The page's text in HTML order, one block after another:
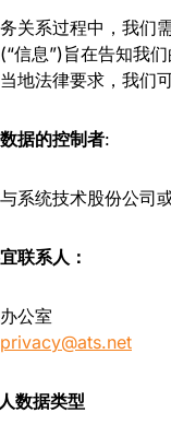
关系过程中，我们
信息”)旨在告知我
地法律要求，我们
据的控制者:
系统技术股份公司
联系人：
公室
privacy@ats.net
数据类型